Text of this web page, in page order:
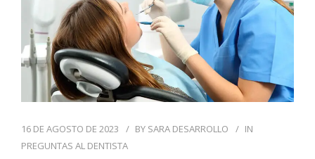
16 DE AGOSTO DE 2023 BY SARA DESARROLLO
IN
PREGUNTAS AL DENTISTA